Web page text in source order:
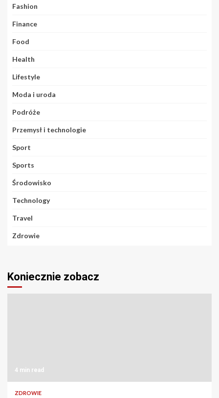
Fashion
Finance
Food
Health
Lifestyle
Moda i uroda
Podróże
Przemysł i technologie
Sport
Sports
Środowisko
Technology
Travel
Zdrowie
Koniecznie zobacz
4 min read
ZDROWIE